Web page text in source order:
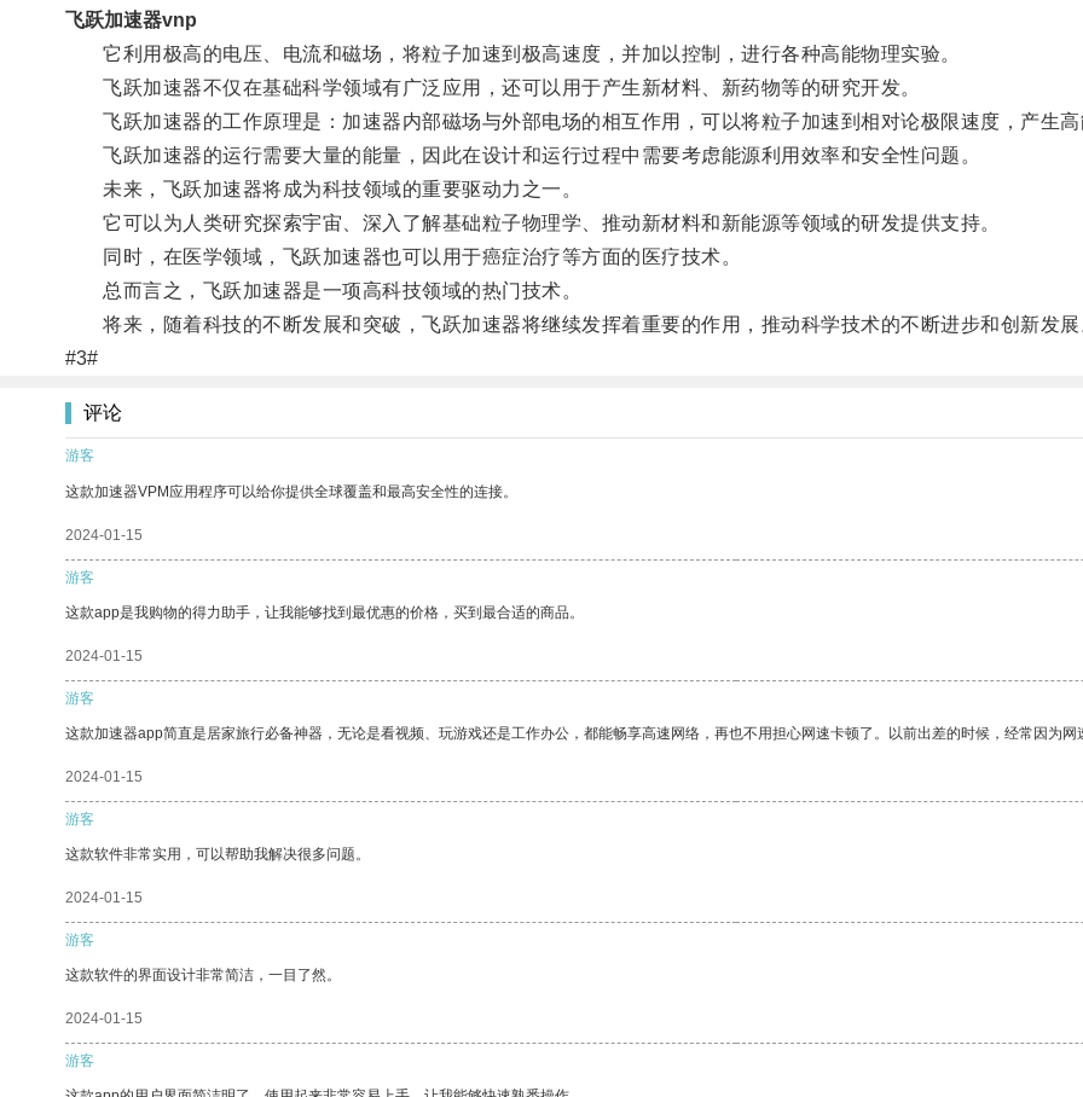
飞跃加速器vnp
它利用极高的电压、电流和磁场，将粒子加速到极高速度，并加以控制，进行各种高能物理实验。
飞跃加速器不仅在基础科学领域有广泛应用，还可以用于产生新材料、新药物等的研究开发。
飞跃加速器的工作原理是：加速器内部磁场与外部电场的相互作用，可以将粒子加速到相对论极限速度，产生高
飞跃加速器的运行需要大量的能量，因此在设计和运行过程中需要考虑能源利用效率和安全性问题。
未来，飞跃加速器将成为科技领域的重要驱动力之一。
它可以为人类研究探索宇宙、深入了解基础粒子物理学、推动新材料和新能源等领域的研发提供支持。
同时，在医学领域，飞跃加速器也可以用于癌症治疗等方面的医疗技术。
总而言之，飞跃加速器是一项高科技领域的热门技术。
将来，随着科技的不断发展和突破，飞跃加速器将继续发挥着重要的作用，推动科学技术的不断进步和创新发展
#3#
评论
游客
这款加速器VPM应用程序可以给你提供全球覆盖和最高安全性的连接。
2024-01-15
游客
这款app是我购物的得力助手，让我能够找到最优惠的价格，买到最合适的商品。
2024-01-15
游客
这款加速器app简直是居家旅行必备神器，无论是看视频、玩游戏还是工作办公，都能畅享高速网络，再也不用担心网速卡顿了。以前出差的时候，经常因为
2024-01-15
游客
这款软件非常实用，可以帮助我解决很多问题。
2024-01-15
游客
这款软件的界面设计非常简洁，一目了然。
2024-01-15
游客